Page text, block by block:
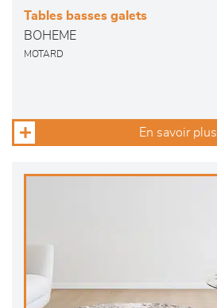
Tables basses galets
BOHEME
MOTARD
En savoir plus